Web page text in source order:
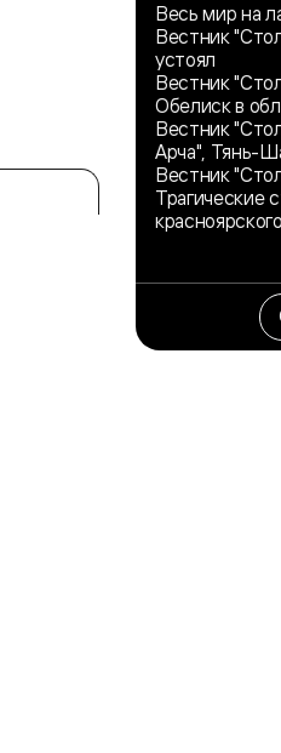
Весь мир на
Вестник
устоял
Вестник
Обелиск в
Вестник
Арча", Тянь-
Вестник
Трагические